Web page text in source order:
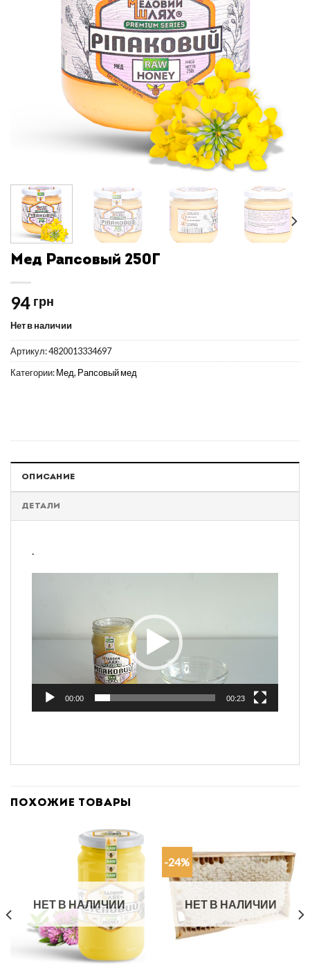
Мед Рапсовый 250Г
94 грн
Нет в наличии
Артикул:4820013334697
Категории:Мед, Рапсовый мед
ОПИСАНИЕ
ДЕТАЛИ
00:00 00:23
ПОХОЖИЕ ТОВАРЫ
НЕТ В НАЛИЧИИ
-24%
НЕТ В НАЛИЧИИ